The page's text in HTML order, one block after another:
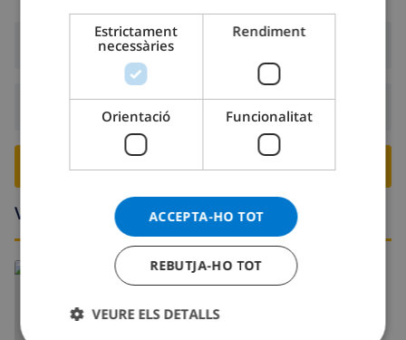
Arribada:Des de 16:00 abans 21:00
Sortida:Abans: 10:00
RESERVA AQUESTA VILLA ›
Voltants
NORWEGIAN
Estrictament
necessàries
Rendiment
Orientació Funcionalitat
ACCEPTA-HO TOT
REBUTJA-HO TOT
VEURE ELS DETALLS